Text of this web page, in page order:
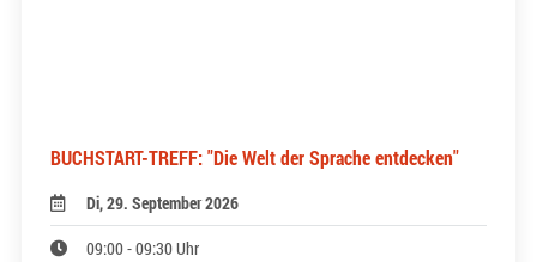
BUCHSTART-TREFF: "Die Welt der Sprache entdecken"
Di, 29. September 2026
09:00 - 09:30 Uhr